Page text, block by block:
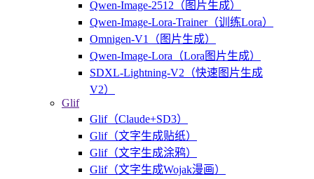
Qwen-Image-2512（图片生成）
Qwen-Image-Lora-Trainer（训练Lora）
Omnigen-V1（图片生成）
Qwen-Image-Lora（Lora图片生成）
SDXL-Lightning-V2（快速图片生成
V2）
Glif
Glif（Claude+SD3）
Glif（文字生成贴纸）
Glif（文字生成涂鸦）
Glif（文字生成Wojak漫画）